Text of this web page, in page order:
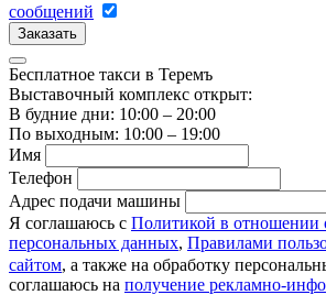
сообщений
Заказать
Бесплатное такси в Теремъ
Выставочный комплекс открыт:
В будние дни: 10:00 – 20:00
По выходным: 10:00 – 19:00
Имя
Телефон
Адрес подачи машины
Я соглашаюсь с Политикой в отношении
персональных данных, Правилами
сайтом, а также на обработку
соглашаюсь на получение рекламно-